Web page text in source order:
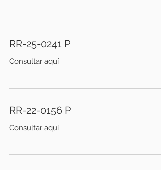
RR-25-0241 P
Consultar aquí
RR-22-0156 P
Consultar aquí